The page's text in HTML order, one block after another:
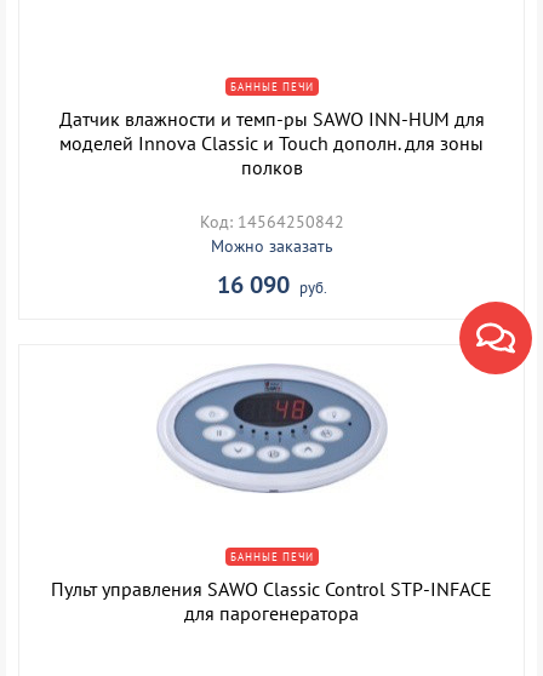
БАННЫЕ ПЕЧИ
Датчик влажности и темп-ры SAWO INN-HUM для
моделей Innova Classic и Touch дополн. для зоны
полков
Код: 14564250842
Можно заказать
16 090 руб.
БАННЫЕ ПЕЧИ
Пульт управления SAWO Classic Control STP-INFACE
для парогенератора